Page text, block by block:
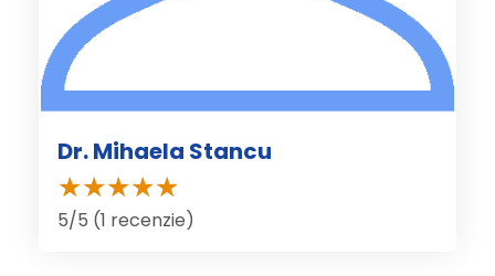
Dr. Mihaela Stancu
5/5 (1 recenzie)